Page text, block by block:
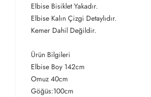
Elbise Bisiklet Yakadır.
Elbise Kalın Çizgi Detaylıdır.
Kemer Dahil Değildir.
Ürün Bilgileri
Elbise Boy 142cm
Omuz 40cm
Göğüs:100cm